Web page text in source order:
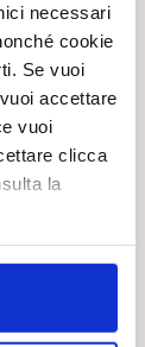
necessari
cookie
Se vuoi
accettare
vuoi
clicca
la
la pelle